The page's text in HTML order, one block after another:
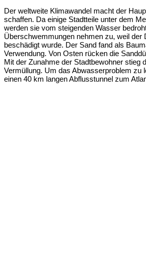
Der weltweite Klimawandel macht der
schaffen. Da einige Stadtteile unter dem
werden sie vom steigenden Wasser
Überschwemmungen nehmen zu, weil der
beschädigt wurde. Der Sand fand als
Verwendung. Von Osten rücken die
Mit der Zunahme der Stadtbewohner stieg
Vermüllung. Um das Abwasserproblem zu
einen 40 km langen Abflusstunnel zum